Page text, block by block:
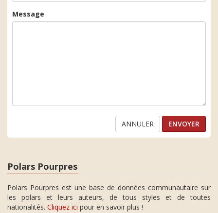
Message
ANNULER
Polars Pourpres
Polars Pourpres est une base de données communautaire sur
les polars et leurs auteurs, de tous styles et de toutes
nationalités. Cliquez ici pour en savoir plus !